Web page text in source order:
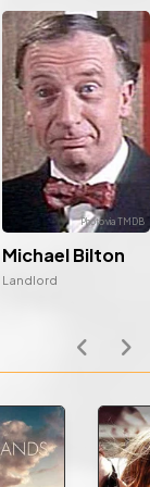
Michael Bilton
Landlord